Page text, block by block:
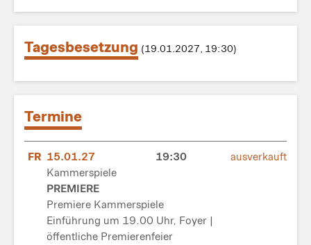
Tagesbesetzung (19.01.2027, 19:30)
Termine
FR 15.01.27
19:30
Kammerspiele
PREMIERE
Premiere Kammerspiele
Einführung um 19.00 Uhr, Foyer |
öffentliche Premierenfeier
ausverkauft